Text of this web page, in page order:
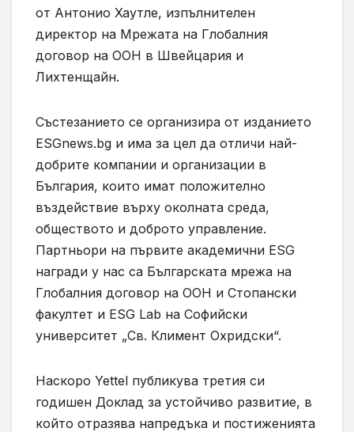
от Антонио Хаутле, изпълнителен
директор на Мрежата на Глобалния
договор на ООН в Швейцария и
Лихтенщайн.
Състезанието се организира от изданието
ESGnews.bg и има за цел да отличи най-
добрите компании и организации в
България, които имат положително
въздействие върху околната среда,
обществото и доброто управление.
Партньори на първите академични ESG
награди у нас са Българската мрежа на
Глобалния договор на ООН и Стопански
факултет и ESG Lab на Софийски
университет „Св. Климент Охридски“.
Наскоро Yettel публикува третия си
годишен Доклад за устойчиво развитие, в
който отразява напредъка и постиженията